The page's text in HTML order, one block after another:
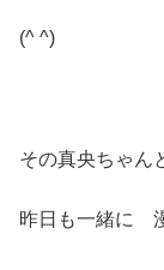
(^ ^)
その真央ちゃん
昨日も一緒に